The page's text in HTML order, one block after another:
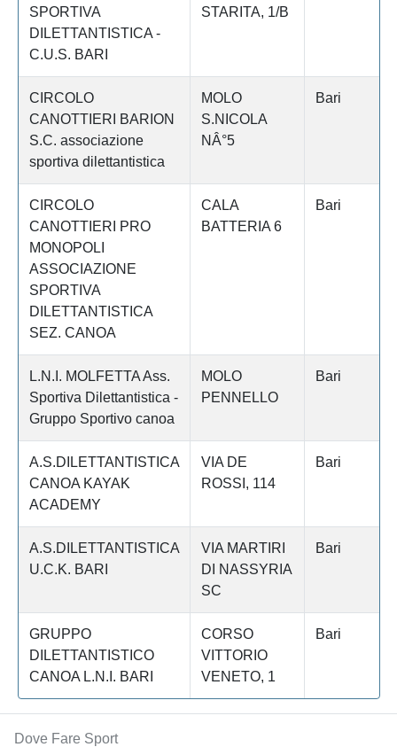
SPORTIVA
DILETTANTISTICA -
C.U.S. BARI
STARITA, 1/B
CIRCOLO
CANOTTIERI BARION
S.C. associazione
sportiva dilettantistica
MOLO
S.NICOLA
NÂ°5
Bari
CIRCOLO
CANOTTIERI PRO
MONOPOLI
ASSOCIAZIONE
SPORTIVA
DILETTANTISTICA
SEZ. CANOA
CALA
BATTERIA 6
Bari
L.N.I. MOLFETTA Ass.
Sportiva Dilettantistica -
Gruppo Sportivo canoa
MOLO
PENNELLO
Bari
A.S.DILETTANTISTICA
CANOA KAYAK
ACADEMY
VIA DE
ROSSI, 114
Bari
A.S.DILETTANTISTICA
U.C.K. BARI
VIA MARTIRI
DI NASSYRIA
SC
Bari
GRUPPO
DILETTANTISTICO
CANOA L.N.I. BARI
CORSO
VITTORIO
VENETO, 1
Bari
Dove Fare Sport